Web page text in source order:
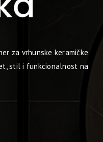
za vrhunske keramičke
stil i funkcionalnost na